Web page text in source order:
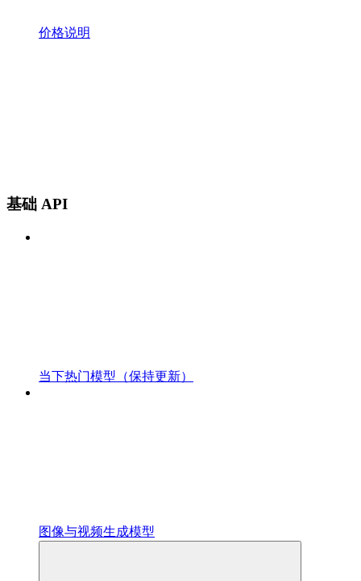
价格说明
基础 API
当下热门模型（保持更新）
图像与视频生成模型